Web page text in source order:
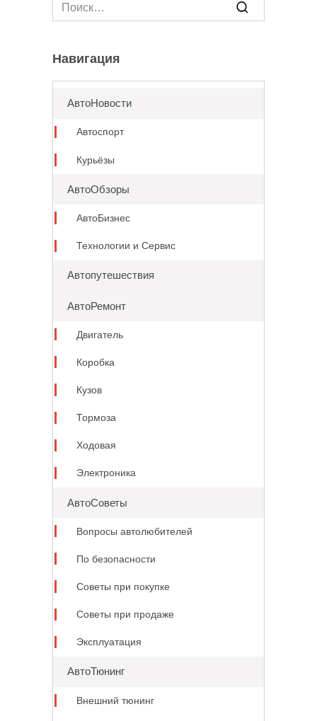
for:
Навигация
АвтоНовости
Автоспорт
Курьёзы
АвтоОбзоры
АвтоБизнес
Технологии и Сервис
Автопутешествия
АвтоРемонт
Двигатель
Коробка
Кузов
Тормоза
Ходовая
Электроника
АвтоСоветы
Вопросы автолюбителей
По безопасности
Советы при покупке
Советы при продаже
Эксплуатация
АвтоТюнинг
Внешний тюнинг